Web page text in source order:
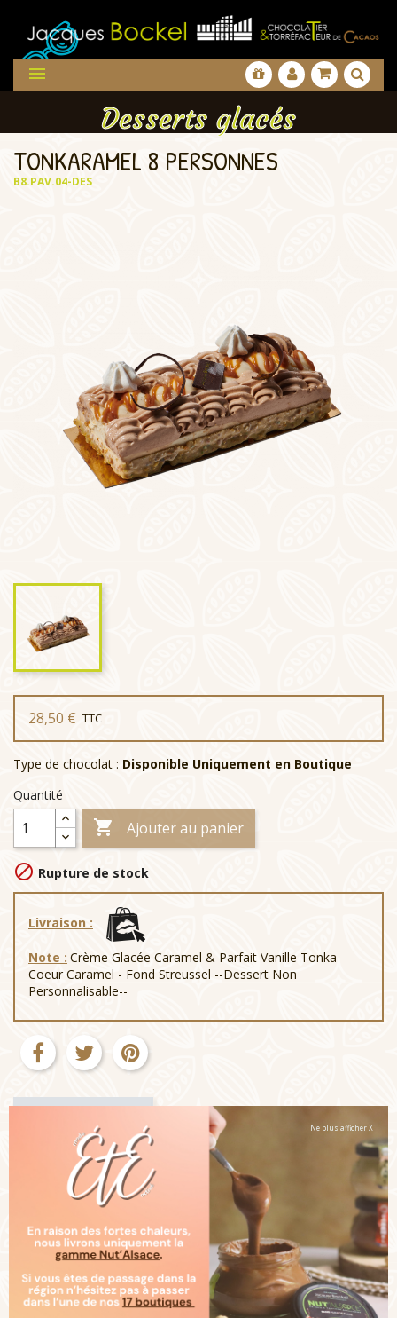

Desserts glacés
TONKARAMEL 8 PERSONNES
B8.PAV.04-DES
28,50 € TTC
Type de chocolat : Disponible Uniquement en Boutique
Quantité
 Ajouter au panier
 Rupture de stock
Livraison :
Note : Crème Glacée Caramel & Parfait Vanille Tonka -
Coeur Caramel - Fond Streussel --Dessert Non
Personnalisable--
Fiche technique
UnitÃ©
TYPE-
CHOCOLAT
Disponible Uniquement en Boutique
ORIGINE Fabrication Jacques Bockel
Ne plus afficher X